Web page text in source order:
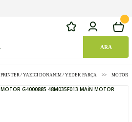
ARA
PRINTER / YAZICI DONANIM / YEDEK PARÇA MOTOR /